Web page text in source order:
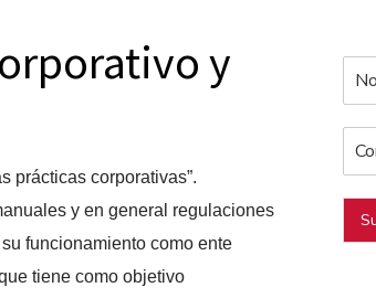
y
prácticas corporativas”.
y en general regulaciones
funcionamiento como ente
tiene como objetivo